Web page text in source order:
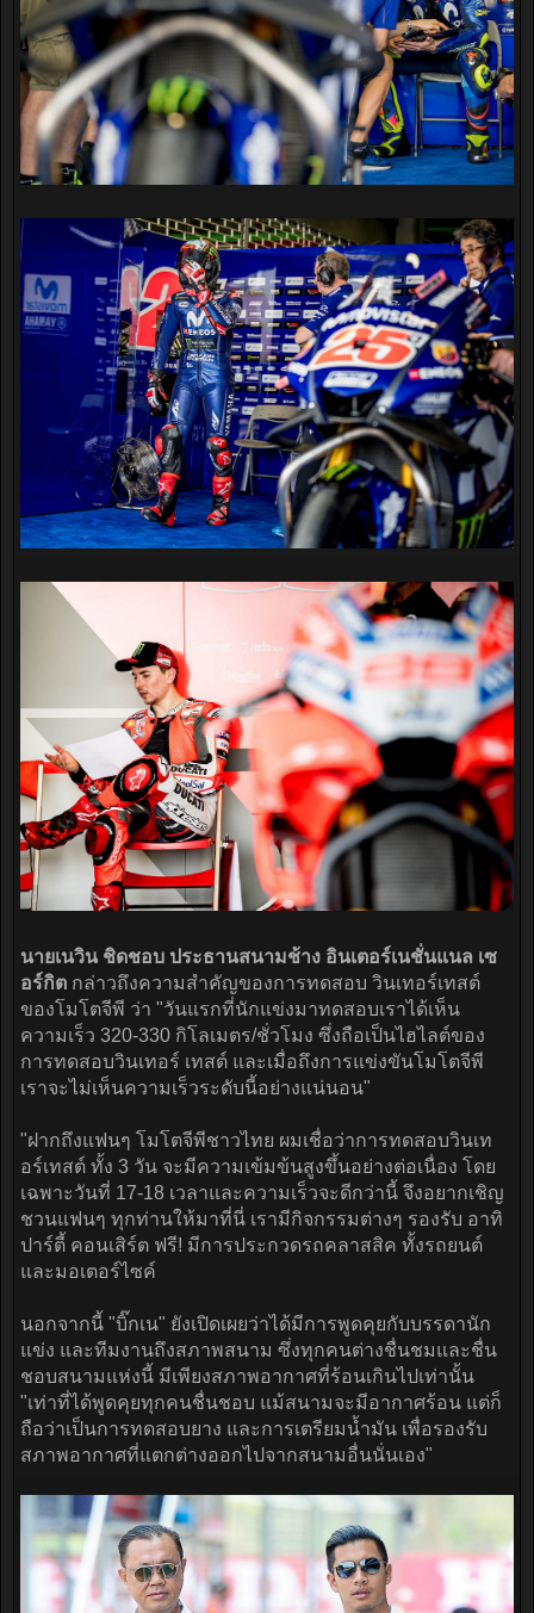
นายเนวิน ชิดชอบ ประธานสนามช้าง อินเตอร์เนชั่นแนล เซ
อร์กิต กล่าวถึงความสำคัญของการทดสอบ วินเทอร์เทสต์
ของโมโตจีพี ว่า "วันแรกที่นักแข่งมาทดสอบเราได้เห็น
ความเร็ว 320-330 กิโลเมตร/ชั่วโมง ซึ่งถือเป็นไฮไลต์ของ
การทดสอบวินเทอร์ เทสต์ และเมื่อถึงการแข่งขันโมโตจีพี
เราจะไม่เห็นความเร็วระดับนี้อย่างแน่นอน"
"ฝากถึงแฟนๆ โมโตจีพีชาวไทย ผมเชื่อว่าการทดสอบวินเท
อร์เทสต์ ทั้ง 3 วัน จะมีความเข้มข้นสูงขึ้นอย่างต่อเนื่อง โดย
เฉพาะวันที่ 17-18 เวลาและความเร็วจะดีกว่านี้ จึงอยากเชิญ
ชวนแฟนๆ ทุกท่านให้มาที่นี่ เรามีกิจกรรมต่างๆ รองรับ อาทิ
ปาร์ตี้ คอนเสิร์ต ฟรี! มีการประกวดรถคลาสสิค ทั้งรถยนต์
และมอเตอร์ไซค์
นอกจากนี้ "บิ๊กเน" ยังเปิดเผยว่าได้มีการพูดคุยกับบรรดานัก
แข่ง และทีมงานถึงสภาพสนาม ซึ่งทุกคนต่างชื่นชมและชื่น
ชอบสนามแห่งนี้ มีเพียงสภาพอากาศที่ร้อนเกินไปเท่านั้น
"เท่าที่ได้พูดคุยทุกคนชื่นชอบ แม้สนามจะมีอากาศร้อน แต่ก็
ถือว่าเป็นการทดสอบยาง และการเตรียมน้ำมัน เพื่อรองรับ
สภาพอากาศที่แตกต่างออกไปจากสนามอื่นนั่นเอง"